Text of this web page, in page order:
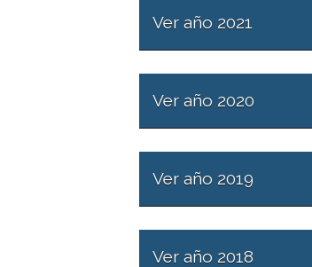
Ver año 2021
Ver año 2020
Ver año 2019
Ver año 2018